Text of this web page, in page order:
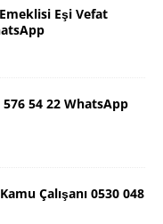
Eşi Vefat
54 22 WhatsApp
Çalışanı 0530 048